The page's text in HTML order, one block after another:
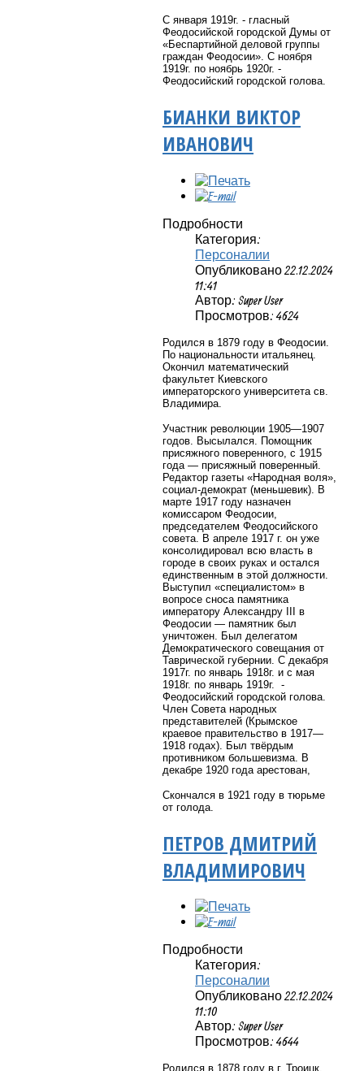
С января 1919г. - гласный
Феодосийской городской Думы от
«Беспартийной деловой группы
граждан Феодосии». С ноября
1919г. по ноябрь 1920г. -
Феодосийский городской голова.
БИАНКИ ВИКТОР
ИВАНОВИЧ
Подробности
Категория:
Персоналии
Опубликовано 22.12.2024
11:41
Автор: Super User
Просмотров: 4624
Родился в 1879 году в Феодосии.
По национальности итальянец.
Окончил математический
факультет Киевского
императорского университета св.
Владимира.
Участник революции 1905—1907
годов. Высылался. Помощник
присяжного поверенного, с 1915
года — присяжный поверенный.
Редактор газеты «Народная воля»,
социал-демократ (меньшевик). В
марте 1917 году назначен
комиссаром Феодосии,
председателем Феодосийского
совета. В апреле 1917 г. он уже
консолидировал всю власть в
городе в своих руках и остался
единственным в этой должности.
Выступил «специалистом» в
вопросе сноса памятника
императору Александру III в
Феодосии — памятник был
уничтожен. Был делегатом
Демократического совещания от
Таврической губернии. С декабря
1917г. по январь 1918г. и с мая
1918г. по январь 1919г.
-
Феодосийский городской голова.
Член Совета народных
представителей (Крымское
краевое правительство в 1917—
1918 годах). Был твёрдым
противником большевизма. В
декабре 1920 года арестован,
Скончался в 1921 году в тюрьме
от голода.
ПЕТРОВ ДМИТРИЙ
ВЛАДИМИРОВИЧ
Подробности
Категория:
Персоналии
Опубликовано 22.12.2024
11:10
Автор: Super User
Просмотров: 4644
Родился в 1878 году в г. Троицк,